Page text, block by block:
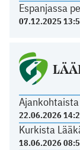
Espanjassa
07.12.2025
22.06.2026
Kurkista
18.06.2026